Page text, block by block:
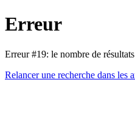
Erreur
Erreur #19: le nombre de
Relancer une recherche dans les